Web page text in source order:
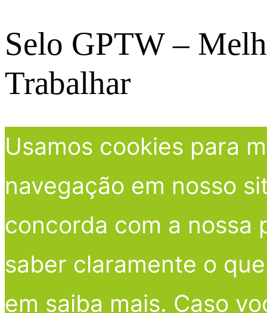
Selo GPTW –
Trabalhar
Usamos cookies para
navegação em nosso
concorda com a nossa
saber claramente o
em saiba mais. Caso